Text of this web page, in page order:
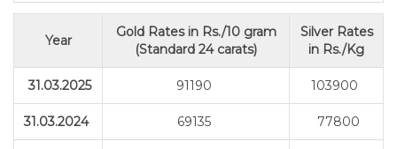
Year
Gold Rates in Rs./10 gram
(Standard 24 carats)
Silver Rates
in Rs./Kg
31.03.2025 91190 103900
31.03.2024 69135 77800